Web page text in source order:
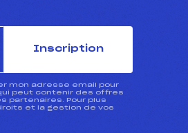
Inscription
mon adresse email pour
peut contenir des offres
partenaires. Pour plus
et la gestion de vos